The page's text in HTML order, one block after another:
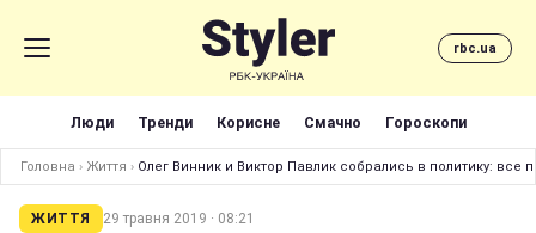
rbc.ua
Люди Тренди Корисне Смачно Гороскопи
Головна › Життя › Олег Винник и Виктор Павлик собрались в политику: все
ЖИТТЯ 29 травня 2019 · 08:21